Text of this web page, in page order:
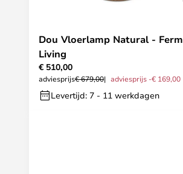
Dou Vloerlamp Natural - Ferm
Living
€ 510,00
adviesprijs€ 679,00 adviesprijs -€ 169,00
Levertijd: 7 - 11 werkdagen